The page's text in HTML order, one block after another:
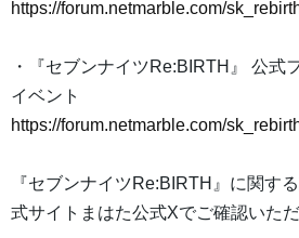
https://forum.netmarble.com/
・『セブンナイツRe:BIRTH』 公式
イベント
https://forum.netmarble.com/
『セブンナイツRe:BIRTH』に関す
式サイトまはた公式Xでご確認いただ